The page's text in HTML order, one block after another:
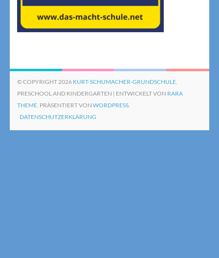
© COPYRIGHT 2026 KURT-SCHUMACHER-GRUNDSCHULE.
PRESCHOOL AND KINDERGARTEN | ENTWICKELT VON RARA
THEME. PRÄSENTIERT VON WORDPRESS.
DATENSCHUTZERKLÄRUNG